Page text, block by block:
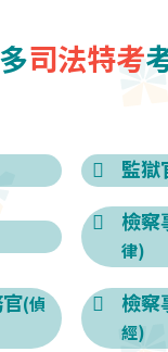
司法特考
監獄
檢察
律)
(偵
檢察
經)